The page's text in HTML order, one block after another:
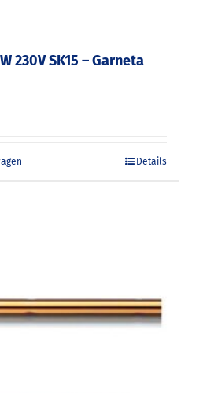
230V SK15 – Garneta
Details